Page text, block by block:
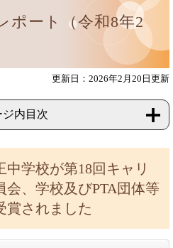
ポート（令和8年2
更新日：2026年2月20日更新
ジ内目次
学校が第18回キャリ
会、学校及びPTA団体等
賞されました